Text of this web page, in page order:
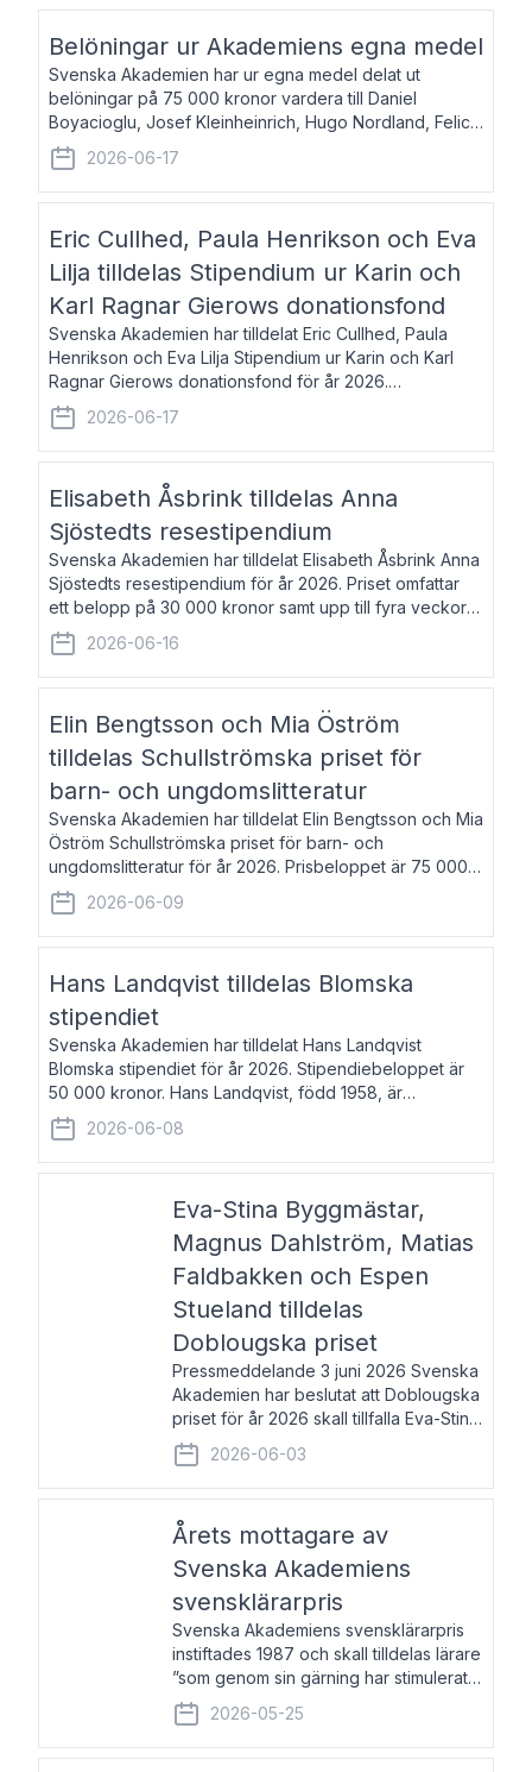
Belöningar ur Akademiens egna medel
Svenska Akademien har ur egna medel delat ut
belöningar på 75 000 kronor vardera till Daniel
Boyacioglu, Josef Kleinheinrich, Hugo Nordland, Felicia
Stenroth och Svante Strandberg. Daniel Boyacioglu,
född 1981, är poet och scenartist. Josef
2026-06-17
Eric Cullhed, Paula Henrikson och Eva
Lilja tilldelas Stipendium ur Karin och
Karl Ragnar Gierows donationsfond
Svenska Akademien har tilldelat Eric Cullhed, Paula
Henrikson och Eva Lilja Stipendium ur Karin och Karl
Ragnar Gierows donationsfond för år 2026.
Stipendiebeloppet är på 70 000 kronor vardera. Eric
Cullhed, född 1985, är professor i grekis
2026-06-17
Elisabeth Åsbrink tilldelas Anna
Sjöstedts resestipendium
Svenska Akademien har tilldelat Elisabeth Åsbrink Anna
Sjöstedts resestipendium för år 2026. Priset omfattar
ett belopp på 30 000 kronor samt upp till fyra veckors
fri vistelse i Akademiens lägenhet i Berlin. Elisabeth
Åsbrink, född 1965 oc
2026-06-16
Elin Bengtsson och Mia Öström
tilldelas Schullströmska priset för
barn- och ungdomslitteratur
Svenska Akademien har tilldelat Elin Bengtsson och Mia
Öström Schullströmska priset för barn- och
ungdomslitteratur för år 2026. Prisbeloppet är 75 000
kronor vardera. Elin Bengtsson, född 1987, är författare
och forskare i genusvetenskap.
2026-06-09
Hans Landqvist tilldelas Blomska
stipendiet
Svenska Akademien har tilldelat Hans Landqvist
Blomska stipendiet för år 2026. Stipendiebeloppet är
50 000 kronor. Hans Landqvist, född 1958, är
professor i svenska vid Göteborgs universitet. Han
disputerade år 2000 på avhandlingen Författn
2026-06-08
Eva-Stina Byggmästar,
Magnus Dahlström, Matias
Faldbakken och Espen
Stueland tilldelas
Doblougska priset
Pressmeddelande 3 juni 2026 Svenska
Akademien har beslutat att Doblougska
priset för år 2026 skall tillfalla Eva-Stina
Byggmästar, Magnus Dahlström, Matias
Faldbakken samt Espen Stueland.
Prisbeloppet är 200 000 svenska
2026-06-03
Årets mottagare av
Svenska Akademiens
svensklärarpris
Svenska Akademiens svensklärarpris
instiftades 1987 och skall tilldelas lärare
”som genom sin gärning har stimulerat
intresset hos unga människor för
svenska språket och litteraturen”.
Prisutdelning och samtal med
2026-05-25